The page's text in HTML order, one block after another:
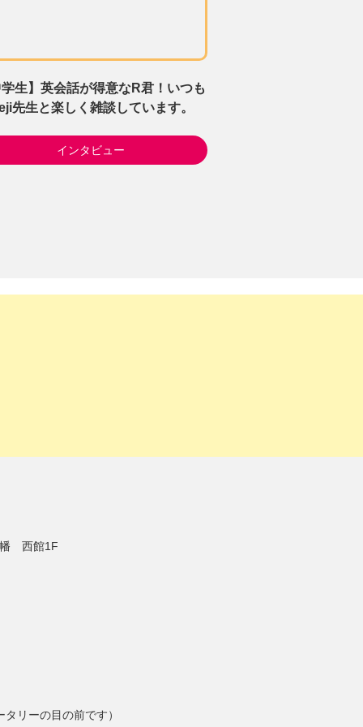
生】英会話が得意なR君！いつも
先生と楽しく雑談しています。
インタビュー
幡 西館1F
リーの目の前です）